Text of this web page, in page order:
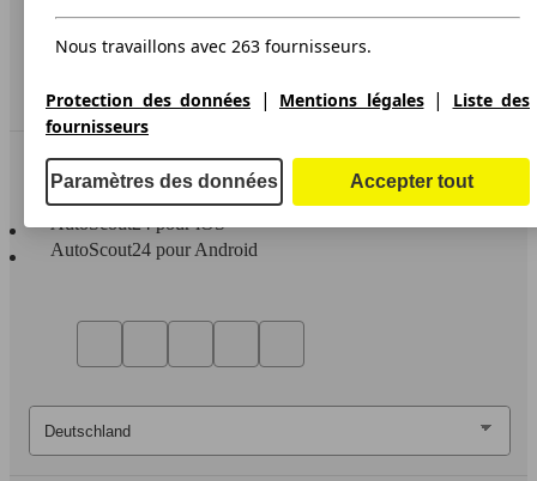
Espace Pro
Contact
AutoScout24 pour iOS
AutoScout24 pour Android
Nous travaillons avec 263 fournisseurs.
Protection des données | Mentions légales|
Liste des
fournisseurs
Paramètres des données Accepter tout